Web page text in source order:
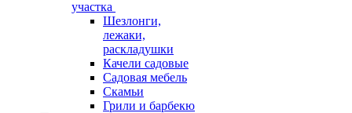
участка
Шезлонги,
лежаки,
раскладушки
Качели садовые
Садовая мебель
Скамьи
Грили и барбекю